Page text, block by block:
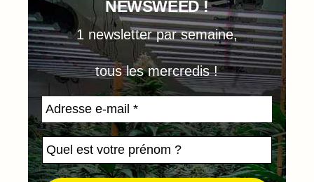
NEWSWEED !
1 newsletter par semaine,
tous les mercredis !